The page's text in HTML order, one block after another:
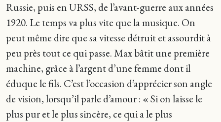
Russie, puis en URSS, de l’avant-guerre aux années
1920. Le temps va plus vite que la musique. On
peut même dire que sa vitesse détruit et assourdit à
peu près tout ce qui passe. Max bâtit une première
machine, grâce à l’argent d’une femme dont il
éduque le fils. C’est l’occasion d’apprécier son angle
de vision, lorsqu’il parle d’amour : « Si on laisse le
plus pur et le plus sincère, ce qui a le plus